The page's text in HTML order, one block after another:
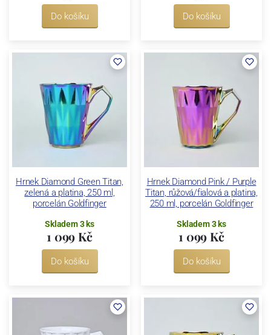
Do košíku Do košíku
Hrnek Diamond Green Titan,
zelená a platina, 250 ml,
porcelán Goldfinger
Skladem 3 ks
1 099 Kč
Do košíku
Hrnek Diamond Pink / Purple
Titan, růžová/fialová a platina,
250 ml, porcelán Goldfinger
Skladem 3 ks
1 099 Kč
Do košíku